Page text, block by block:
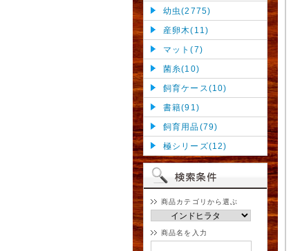
幼虫(2775)
産卵木(11)
マット(7)
菌糸(10)
飼育ケース(10)
書籍(91)
飼育用品(79)
極シリーズ(12)
商品カテゴリから選ぶ
商品名を入力